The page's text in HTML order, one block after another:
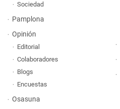
Sociedad
Pamplona
Opinión
Editorial
Colaboradores
Blogs
Encuestas
Osasuna